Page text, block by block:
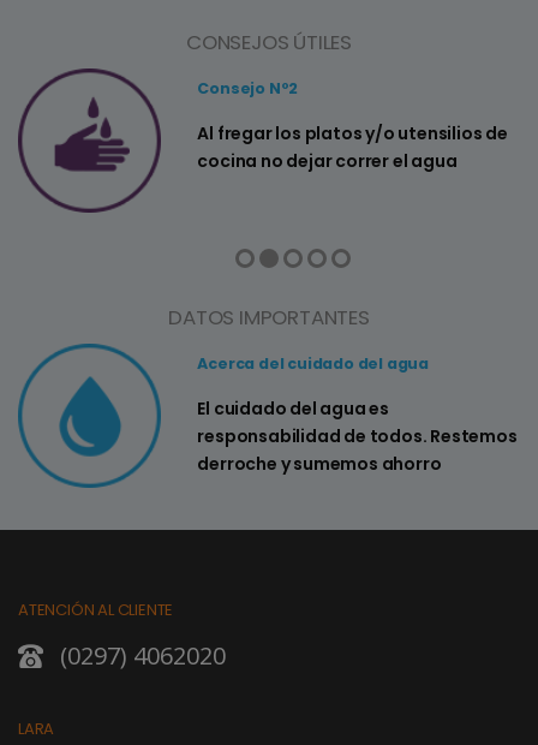
CONSEJOS ÚTILES
Consejo Nº2
Al fregar los platos y/o utensilios de
cocina no dejar correr el agua
DATOS IMPORTANTES
Acerca del cuidado del agua
El cuidado del agua es
responsabilidad de todos. Restemos
derroche y sumemos ahorro
ATENCIÓN AL CLIENTE
(0297) 4062020
LARA